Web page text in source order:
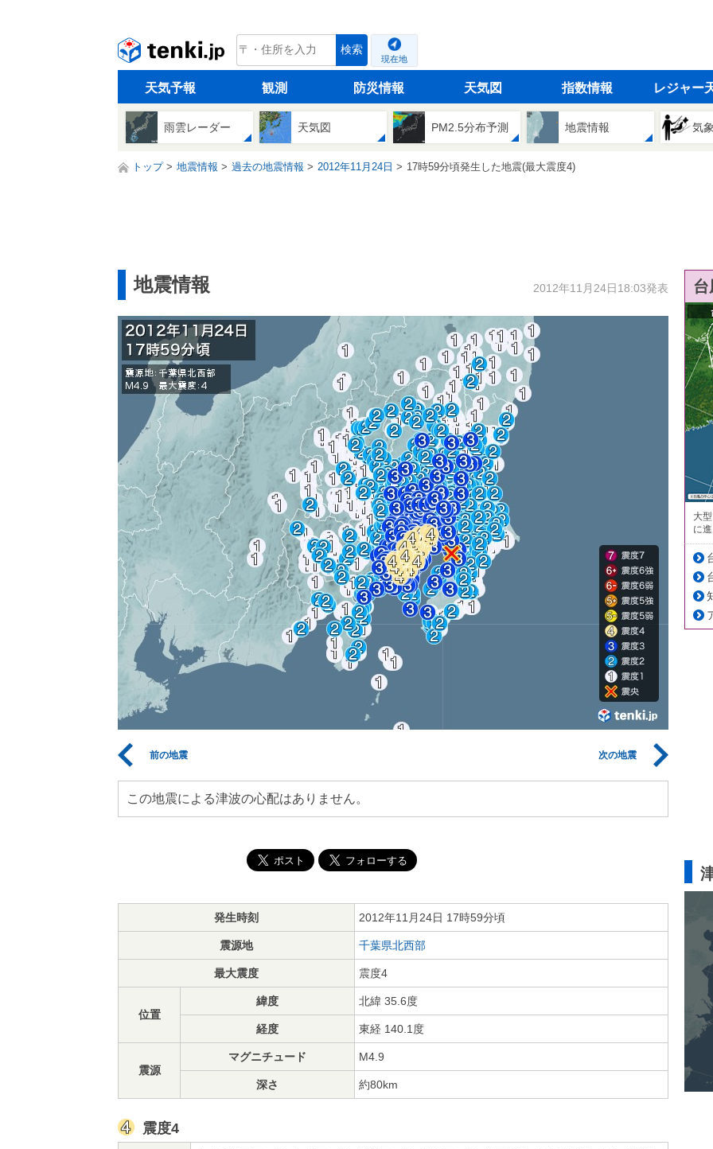
tenki.jp 検索
現在地
天気予報 観測 防災情報 天気図 指数情報 レジャー
雨雲レーダー 天気図 PM2.5分布予測 地震情報 気
トップ 地震情報 過去の地震情報 2012年11月24日 17時59分頃発生した地震(最大震度4)
地震情報 2012年11月24日18:03発表
前の地震 次の地震
この地震による津波の心配はありません。
発生時刻 2012年11月24日 17時59分頃
震源地 千葉県北西部
最大震度 震度4
位置
緯度 北緯 35.6度
経度 東経 140.1度
震源
マグニチュード M4.9
深さ 約80km
震度4
大
に